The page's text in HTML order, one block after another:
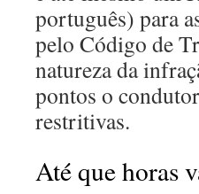
português) para
pelo Código de
natureza da
pontos o
restritivas.
Até que horas